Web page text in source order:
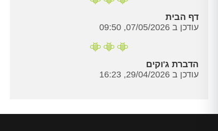
דף הבית
עודכן ב 07/05/2026, 09:50
הדברת ג'וקים
עודכן ב 29/04/2026, 16:23